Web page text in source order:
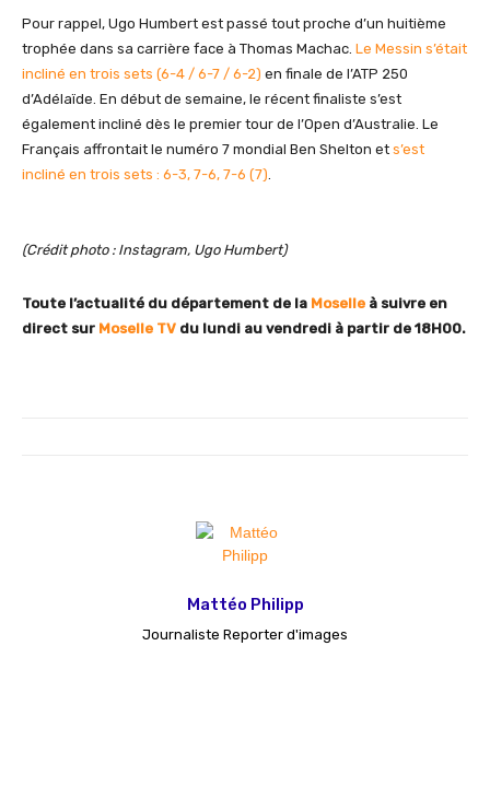
Pour rappel, Ugo Humbert est passé tout proche d’un huitième
trophée dans sa carrière face à Thomas Machac. Le Messin s’était
incliné en trois sets (6-4 / 6-7 / 6-2) en finale de l’ATP 250
d’Adélaïde. En début de semaine, le récent finaliste s’est
également incliné dès le premier tour de l’Open d’Australie. Le
Français affrontait le numéro 7 mondial Ben Shelton et s’est
incliné en trois sets : 6-3, 7-6, 7-6 (7).
(Crédit photo : Instagram, Ugo Humbert)
Toute l’actualité du département de la Moselle à suivre en
direct sur Moselle TV du lundi au vendredi à partir de 18H00.
Mattéo Philipp
Journaliste Reporter d'images